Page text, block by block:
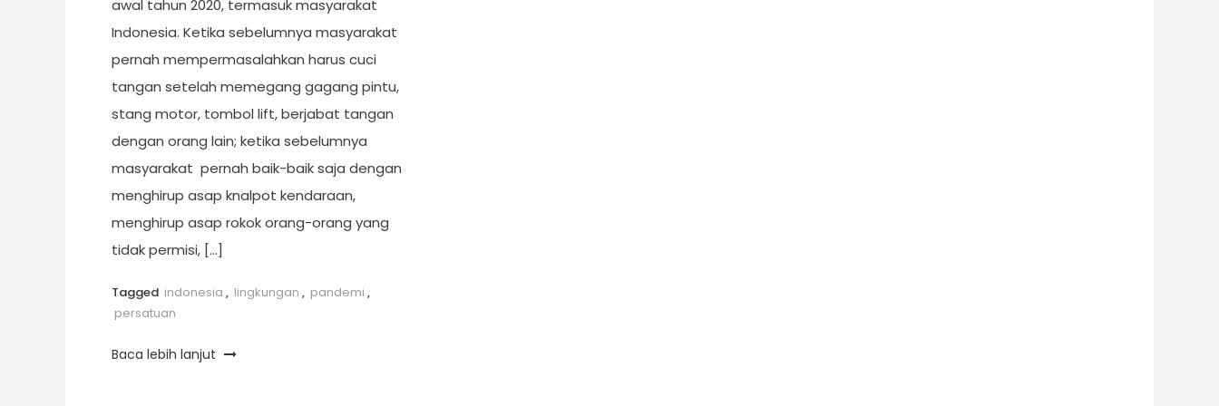
awal tahun 2020, termasuk masyarakat
Indonesia. Ketika sebelumnya masyarakat
pernah mempermasalahkan harus cuci
tangan setelah memegang gagang pintu,
stang motor, tombol lift, berjabat tangan
dengan orang lain; ketika sebelumnya
masyarakat pernah baik-baik saja dengan
menghirup asap knalpot kendaraan,
menghirup asap rokok orang-orang yang
tidak permisi, […]
Tagged indonesia , lingkungan , pandemi ,
persatuan
Baca lebih lanjut